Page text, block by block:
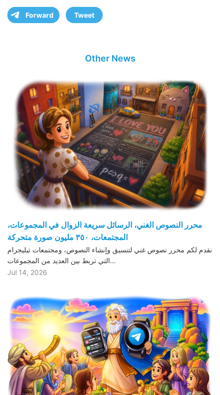
Forward Tweet
Other News
محرر النصوص الغني، الرسائل سريعة الزوال في المجموعات،
المجتمعات، ٣٥٠ مليون صورة متحركة
نقدم لكم محرر نصوص غني لتنسيق وإنشاء النصوص، ومجتمعات تيليجرام
التي تربط بين العديد من المجموعات…
Jul 14, 2026